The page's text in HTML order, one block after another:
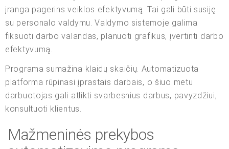
įranga pagerins veiklos efektyvumą. Tai gali būti susiję
su personalo valdymu. Valdymo sistemoje galima
fiksuoti darbo valandas, planuoti grafikus, įvertinti darbo
efektyvumą.
Programa sumažina klaidų skaičių. Automatizuota
platforma rūpinasi įprastais darbais, o šiuo metu
darbuotojas gali atlikti svarbesnius darbus, pavyzdžiui,
konsultuoti klientus.
Mažmeninės prekybos